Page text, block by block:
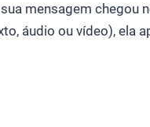
mensagem chegou
áudio ou vídeo), ela